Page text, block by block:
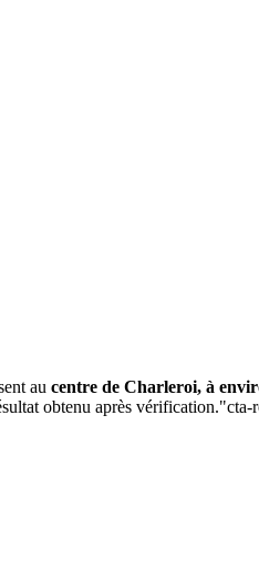
au centre de Charleroi, à
obtenu après